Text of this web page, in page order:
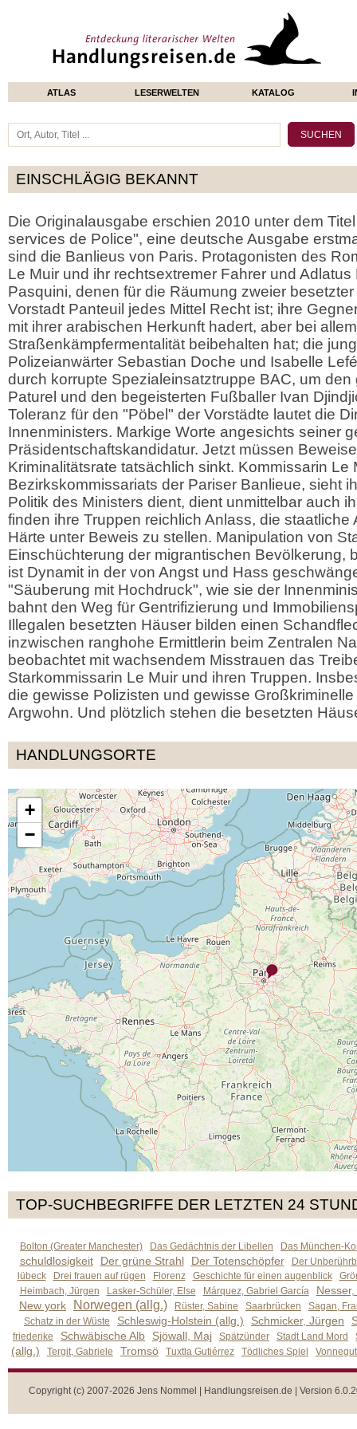
ATLAS LESERWELTEN KATALOG
EINSCHLÄGIG BEKANNT
Die Originalausgabe erschien 2010 unter dem
services de Police", eine deutsche Ausgabe
sind die Banlieus von Paris. Protagonisten des
Le Muir und ihr rechtsextremer Fahrer und Adlatus
Pasquini, denen für die Räumung zweier
Vorstadt Panteuil jedes Mittel Recht ist; ihre
mit ihrer arabischen Herkunft hadert, aber bei
Straßenkämpfermentalität beibehalten hat; die
Polizeianwärter Sebastian Doche und Isabelle
durch korrupte Spezialeinsatztruppe BAC, um
Paturel und den begeisterten Fußballer Ivan
Toleranz für den "Pöbel" der Vorstädte lautet die
Innenministers. Markige Worte angesichts seiner
Präsidentschaftskandidatur. Jetzt müssen
Kriminalitätsrate tatsächlich sinkt. Kommissarin Le
Bezirkskommissariats der Pariser Banlieue, sieht
Politik des Ministers dient, dient unmittelbar auch
finden ihre Truppen reichlich Anlass, die staatliche
Härte unter Beweis zu stellen. Manipulation von
Einschüchterung der migrantischen Bevölkerung,
ist Dynamit in der von Angst und Hass
"Säuberung mit Hochdruck", wie sie der
bahnt den Weg für Gentrifizierung und
Illegalen besetzten Häuser bilden einen
inzwischen ranghohe Ermittlerin beim Zentralen
beobachtet mit wachsendem Misstrauen das
Starkommissarin Le Muir und ihren Truppen.
die gewisse Polizisten und gewisse
Argwohn. Und plötzlich stehen die besetzten
HANDLUNGSORTE
+
−
TOP-SUCHBEGRIFFE DER LETZTEN 24
Bolton (Greater Manchester) Das Gedächtnis der Libellen Das München-
schuldlosigkeit Der grüne Strahl Der Totenschöpfer
Der
lübeck
Drei frauen auf rügen Florenz Geschichte für einen augenblick
Heimbach, Jürgen
Lasker-Schüler, Else Márquez, Gabriel García
New york
Norwegen (allg.) Rüster, Sabine Saarbrücken
Sagan,
Schatz in der Wüste
Schleswig-Holstein (allg.) Schmicker, Jürgen
friederike Schwäbische Alb Sjöwall, Maj Spätzünder Stadt Land Mord
(allg.) Tergit, Gabriele Tromsö Tuxtla Gutiérrez Tödliches Spiel
Copyright (c) 2007-2026 Jens Nommel | Handlungsreisen.de | Version